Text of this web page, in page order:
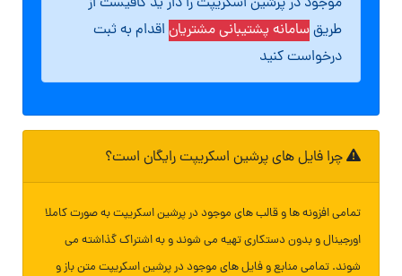
طریقسامانه پشتیبانی مشتریان اقدام به ثبت
درخواست کنید
چرا فایل های پرشین اسکریپت رایگان است؟
تمامی افزونه ها و قالب های موجود در پرشین اسکریپت به صورت کاملا
اورجینال و بدون دستکاری تهیه می شوند و به اشتراک گذاشته می
شوند. تمامی منابع و فایل های موجود در پرشین اسکریپت متن باز و